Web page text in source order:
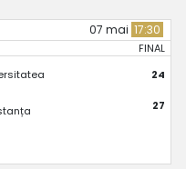
07 mai 17:30
FINAL
24
27